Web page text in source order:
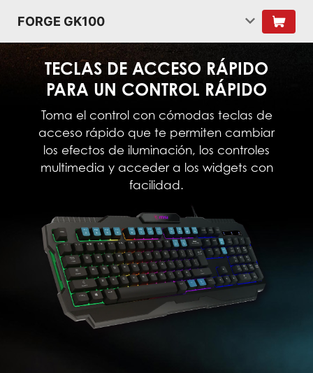
FORGE GK100
TECLAS DE ACCESO RÁPIDO
PARA UN CONTROL RÁPIDO
Toma el control con cómodas teclas de
acceso rápido que te permiten cambiar
los efectos de iluminación, los controles
multimedia y acceder a los widgets con
facilidad.